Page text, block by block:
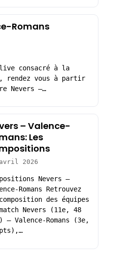
Romans
live consacré à la
rendez vous à partir
Nevers –…
– Valence-
Les
2026
Nevers –
Romans Retrouvez
des équipes
Nevers (11e, 48
– Valence-Romans (3e,